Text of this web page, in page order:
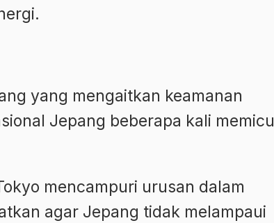
yang mengaitkan keamanan
Jepang beberapa kali memicu
mencampuri urusan dalam
agar Jepang tidak melampaui